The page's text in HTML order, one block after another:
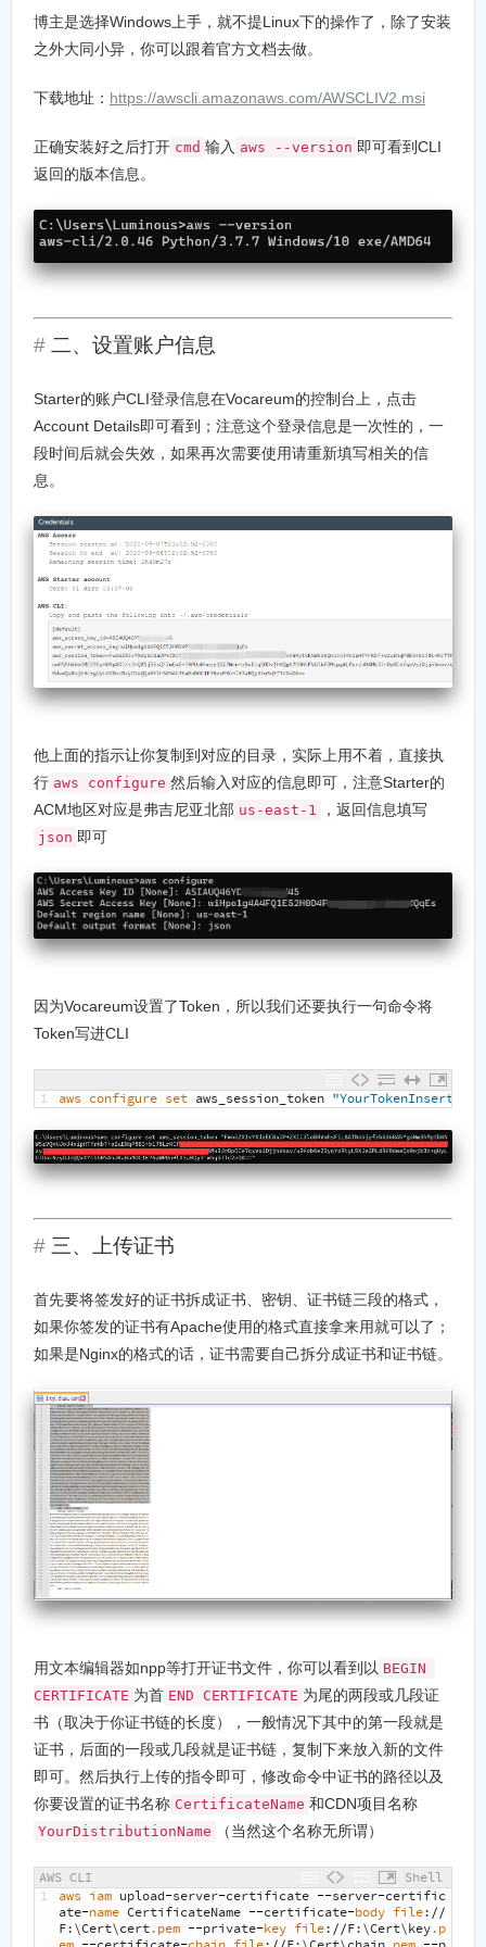
博主是选择Windows上手，就不提Linux下的操作了，除了安装
之外大同小异，你可以跟着官方文档去做。
下载地址： https://awscli.amazonaws.com/AWSCLIV2.msi
正确安装好之后打开 cmd 输入 aws --version 即可看到CLI
返回的版本信息。
二、设置账户信息
Starter的账户CLI登录信息在Vocareum的控制台上，点击
Account Details即可看到；注意这个登录信息是一次性的，一
段时间后就会失效，如果再次需要使用请重新填写相关的信
息。
他上面的指示让你复制到对应的目录，实际上用不着，直接执
行 aws configure 然后输入对应的信息即可，注意Starter的
ACM地区对应是弗吉尼亚北部 us-east-1 ，返回信息填写
json 即可
因为Vocareum设置了Token，所以我们还要执行一句命令将
Token写进CLI
1 aws configure set aws_session_token
三、上传证书
首先要将签发好的证书拆成证书、密钥、证书链三段的格式，
如果你签发的证书有Apache使用的格式直接拿来用就可以了；
如果是Nginx的格式的话，证书需要自己拆分成证书和证书链。
用文本编辑器如npp等打开证书文件，你可以看到以 BEGIN
CERTIFICATE 为首 END CERTIFICATE 为尾的两段或几段证
书（取决于你证书链的长度），一般情况下其中的第一段就是
证书，后面的一段或几段就是证书链，复制下来放入新的文件
即可。然后执行上传的指令即可，修改命令中证书的路径以及
你要设置的证书名称 CertificateName 和CDN项目名称
YourDistributionName （当然这个名称无所谓）
AWS CLI
Shell
1
aws iam upload-server-certificate --server-certific
ate-name CertificateName --certificate-body file://
F:\Cert\cert.pem --private-key file://F:\Cert\key.p